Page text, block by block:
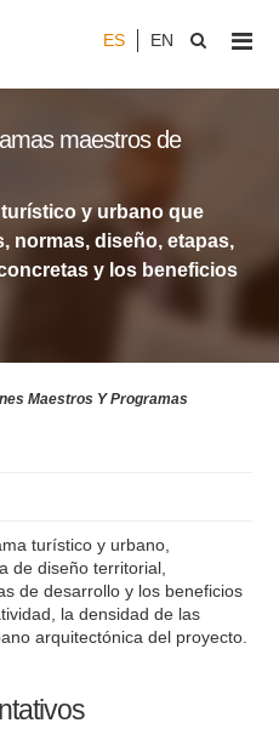
ES EN
maestros de
y urbano que
normas, diseño, etapas,
y los beneficios
Maestros Y Programas
turístico y urbano,
de diseño territorial,
de desarrollo y los beneficios
la densidad de las
arquitectónica del proyecto.